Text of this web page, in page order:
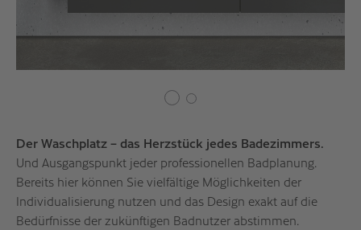
Der Waschplatz – das Herzstück jedes Badezimmers.
Und Ausgangspunkt jeder professionellen Badplanung.
Bereits hier können Sie vielfältige Möglichkeiten der
Individualisierung nutzen und das Design exakt auf die
Bedürfnisse der zukünftigen Badnutzer abstimmen.